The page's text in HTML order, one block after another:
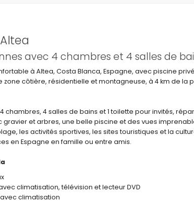
avec 4 chambres et 4 salles de
à Altea, Costa Blanca, Espagne, avec piscine
zone côtière, résidentielle et montagneuse, à 4 km de la
chambres, 4 salles de bains et 1 toilette pour invités,
gravier et arbres, une belle piscine et des vues
les activités sportives, les sites touristiques et la
en Espagne en famille ou entre amis.
climatisation, télévision et lecteur DVD
climatisation